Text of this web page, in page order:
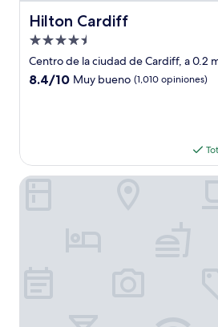
Hilton Cardiff
Hilton Cardiff
Propiedad
de
4.5
Centro de la ciudad de Cardiff, a 0.2
8.4
opiniones)
8.4/10 Muy bueno (1,010 opiniones)
Leonardo Hotel Cardiff